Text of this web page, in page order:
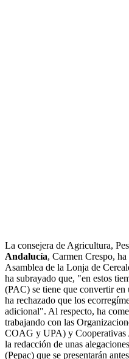
La consejera de Agricultura,
Andalucía, Carmen Crespo,
Asamblea de la Lonja de
ha subrayado que, "en estos
(PAC) se tiene que convertir
ha rechazado que los
adicional". Al respecto, ha
trabajando con las
COAG y UPA) y Cooperativas
la redacción de unas
(Pepac) que se presentarán